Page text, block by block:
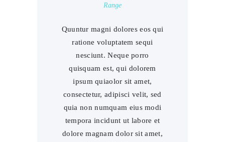
Range
Quuntur magni dolores eos qui
ratione voluptatem sequi
nesciunt. Neque porro
quisquam est, qui dolorem
ipsum quiaolor sit amet,
consectetur, adipisci velit, sed
quia non numquam eius modi
tempora incidunt ut labore et
dolore magnam dolor sit amet,